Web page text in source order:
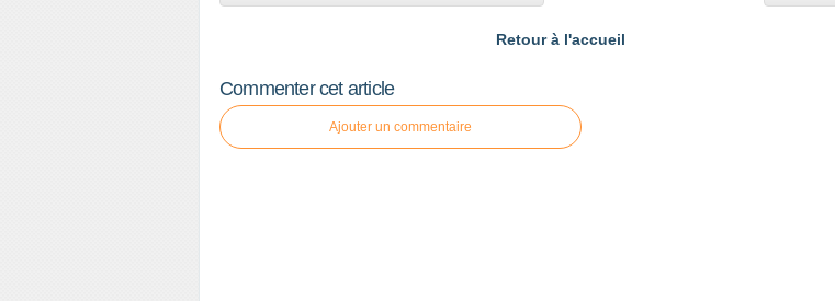
Retour à l'accueil
Commenter cet article
Ajouter un commentaire